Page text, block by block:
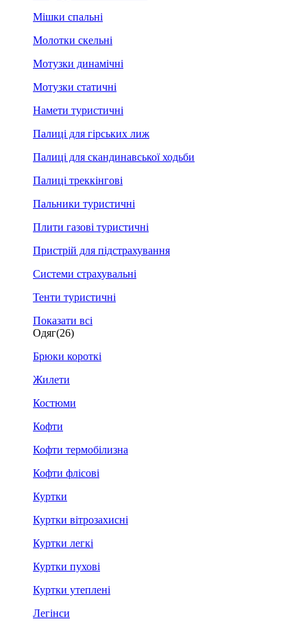
Мішки спальні
Молотки скельні
Мотузки динамічні
Мотузки статичні
Намети туристичні
Палиці для гірських лиж
Палиці для скандинавської ходьби
Палиці треккінгові
Пальники туристичні
Плити газові туристичні
Пристрій для підстрахування
Системи страхувальні
Тенти туристичні
Показати всі
Одяг(26)
Брюки короткі
Жилети
Костюми
Кофти
Кофти термобілизна
Кофти флісові
Куртки
Куртки вітрозахисні
Куртки легкі
Куртки пухові
Куртки утеплені
Легінси